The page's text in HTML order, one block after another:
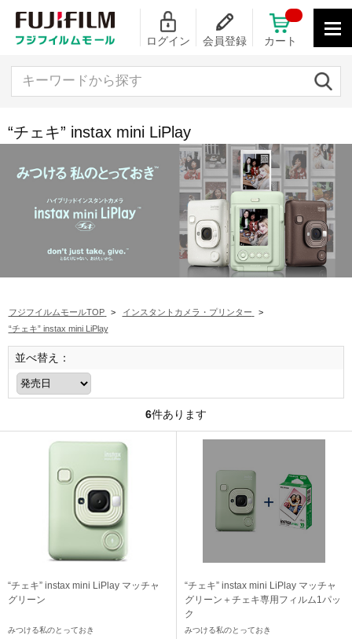
ログイン 会員登録
“チェキ” instax mini LiPlay
フジフイルムモールTOP > インスタントカメラ・プリンター
>
“チェキ” instax mini LiPlay
並べ替え：
6件あります
“チェキ” instax mini LiPlay マッチャ
グリーン
みつける私のとっておき
“チェキ” instax mini LiPlay マッチャ
グリーン＋チェキ専用フィルム1パッ
ク
みつける私のとっておき